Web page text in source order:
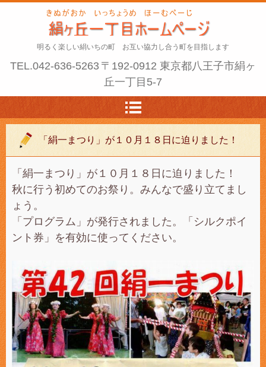
明るく楽しい絹いちの町 お互い協力し合う町を目指します
TEL.042-636-5263 〒192-0912 東京都八王子市絹ヶ
丘一丁目5-7
「絹一まつり」が１０月１８日に迫りました！
「絹一まつり」が１０月１８日に迫りました！
秋に行う初めてのお祭り。みんなで盛り立てまし
ょう。
「プログラム」が発行されました。「シルクポイ
ント券」を有効に使ってください。